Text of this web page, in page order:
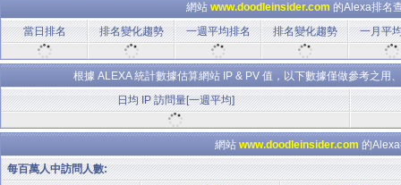
網站 www.doodleinsider.com 的Alexa排名
當日排名
排名變化趨勢 一週平均排名 排名變化趨勢 一月平
根據 ALEXA 統計數據估算網站 IP & PV 值，以下數據僅做參考之用
日均 IP 訪問量[一週平均]
網站 www.doodleinsider.com 的
每百萬人中訪問人數: